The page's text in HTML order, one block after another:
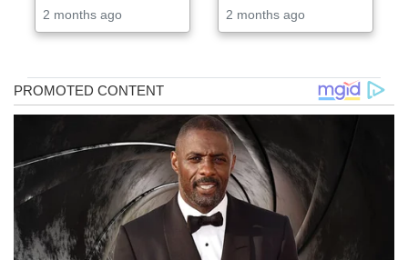
2 months ago 2 months ago